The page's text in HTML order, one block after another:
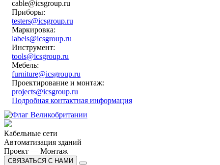
cable@icsgroup.ru
Приборы:
testers@icsgroup.ru
Маркировка:
labels@icsgroup.ru
Инструмент:
tools@icsgroup.ru
Мебель:
furniture@icsgroup.ru
Проектирование и монтаж:
projects@icsgroup.ru
Подробная контактная информация
Кабельные сети
Автоматизация зданий
Проект — Монтаж
СВЯЗАТЬСЯ С НАМИ